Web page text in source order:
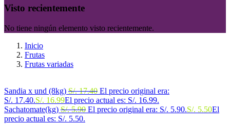
Visto recientemente
No tiene ningún elemento visto recientemente.
Inicio
Frutas
Frutas variadas
Sandia x und (8kg) S/.17.40 El precio original era:
S/. 17.40.S/. 16.99El precio actual es: S/. 16.99.
Sachatomate(kg) S/.5.90 El precio original era: S/. 5.90.S/. 5.50El
precio actual es: S/. 5.50.